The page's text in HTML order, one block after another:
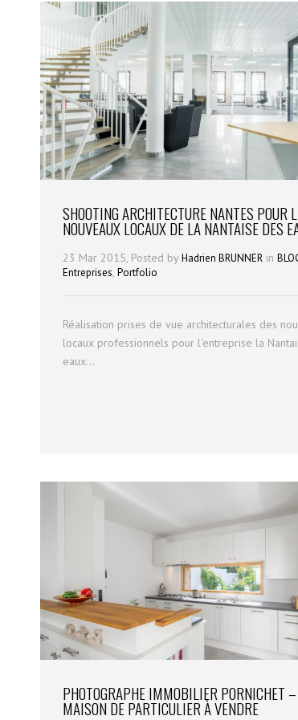
SHOOTING ARCHITECTURE NANTES POUR
NOUVEAUX LOCAUX DE LA NANTAISE DES
23 Mar 2015, Posted by Hadrien BRUNNER in
Entreprises, Portfolio
Réalisation prises de vue architecturales des
locaux professionnels pour l'entreprise la
eaux...
PHOTOGRAPHE IMMOBILIER PORNICHET –
MAISON DE PARTICULIER À VENDRE